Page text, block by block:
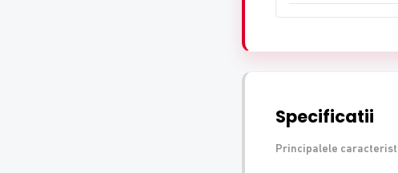
Specificatii
Principalele